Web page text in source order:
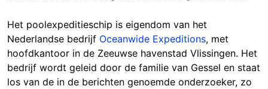
Het poolexpeditieschip is eigendom van het
Nederlandse bedrijf Oceanwide Expeditions, met
hoofdkantoor in de Zeeuwse havenstad Vlissingen. Het
bedrijf wordt geleid door de familie van Gessel en staat
los van de in de berichten genoemde onderzoeker, zo